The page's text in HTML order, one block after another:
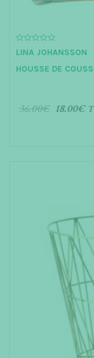
0
o
t
LINA JOHANSSON
HOUSSE DE
36.00€ 18.00€